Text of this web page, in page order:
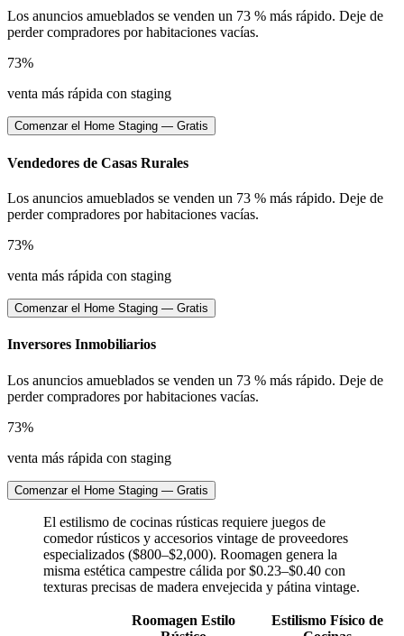
Los anuncios amueblados se venden un 73 % más rápido. Deje de
perder compradores por habitaciones vacías.
73%
venta más rápida con staging
Comenzar el Home Staging — Gratis
Vendedores de Casas Rurales
Los anuncios amueblados se venden un 73 % más rápido. Deje de
perder compradores por habitaciones vacías.
73%
venta más rápida con staging
Comenzar el Home Staging — Gratis
Inversores Inmobiliarios
Los anuncios amueblados se venden un 73 % más rápido. Deje de
perder compradores por habitaciones vacías.
73%
venta más rápida con staging
Comenzar el Home Staging — Gratis
El estilismo de cocinas rústicas requiere juegos de
comedor rústicos y accesorios vintage de proveedores
especializados ($800–$2,000). Roomagen genera la
misma estética campestre cálida por $0.23–$0.40 con
texturas precisas de madera envejecida y pátina vintage.
Roomagen Estilo
Estilismo Físico de